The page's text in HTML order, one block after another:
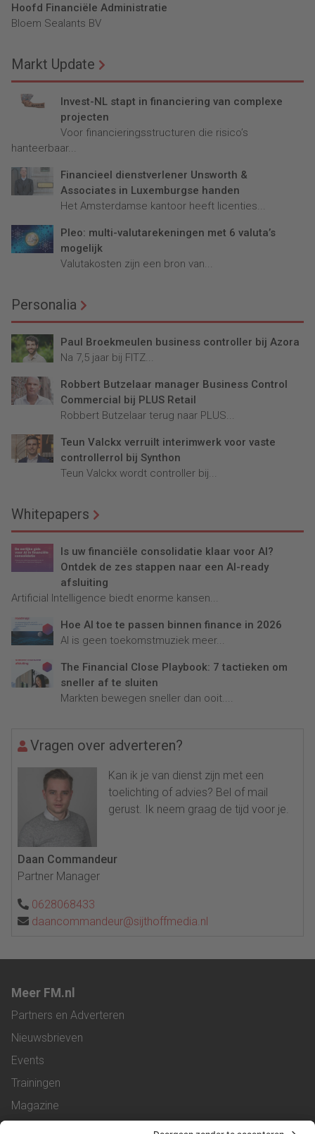
Hoofd Financiële Administratie
Bloem Sealants BV
Markt Update
Invest-NL stapt in financiering van complexe
projecten
Voor financieringsstructuren die risico’s
hanteerbaar...
Financieel dienstverlener Unsworth &
Associates in Luxemburgse handen
Het Amsterdamse kantoor heeft licenties...
Pleo: multi-valutarekeningen met 6 valuta’s
mogelijk
Valutakosten zijn een bron van...
Personalia
Paul Broekmeulen business controller bij Azora
Na 7,5 jaar bij FITZ...
Robbert Butzelaar manager Business Control
Commercial bij PLUS Retail
Robbert Butzelaar terug naar PLUS...
Teun Valckx verruilt interimwerk voor vaste
controllerrol bij Synthon
Teun Valckx wordt controller bij...
Whitepapers
Is uw financiële consolidatie klaar voor AI?
Ontdek de zes stappen naar een AI-ready
afsluiting
Artificial Intelligence biedt enorme kansen...
Hoe AI toe te passen binnen finance in 2026
AI is geen toekomstmuziek meer...
The Financial Close Playbook: 7 tactieken om
sneller af te sluiten
Markten bewegen sneller dan ooit....
Vragen over adverteren?
Kan ik je van dienst zijn met een
toelichting of advies? Bel of mail
gerust. Ik neem graag de tijd voor je.
Daan Commandeur
Partner Manager
0628068433
daancommandeur@sijthoffmedia.nl
Meer FM.nl
Partners en Adverteren
Nieuwsbrieven
Events
Trainingen
Magazine